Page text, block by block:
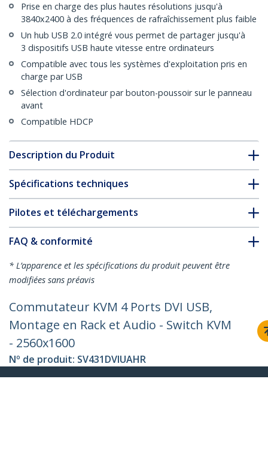
Prise en charge des plus hautes résolutions jusqu'à
3840x2400 à des fréquences de rafraîchissement plus faible
Un hub USB 2.0 intégré vous permet de partager jusqu'à
3 dispositifs USB haute vitesse entre ordinateurs
Compatible avec tous les systèmes d'exploitation pris en
charge par USB
Sélection d'ordinateur par bouton-poussoir sur le panneau
avant
Compatible HDCP
Description du Produit
Spécifications techniques
Pilotes et téléchargements
FAQ & conformité
* L’apparence et les spécifications du produit peuvent être
modifiées sans préavis
Commutateur KVM 4 Ports DVI USB,
Montage en Rack et Audio - Switch KVM
- 2560x1600
Nº de produit: SV431DVIUAHR